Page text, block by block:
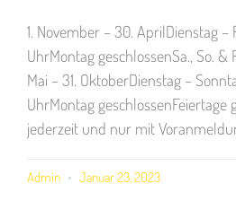
1. November – 30. AprilDienstag –
UhrMontag geschlossenSa., So. &
Mai – 31. OktoberDienstag –
UhrMontag geschlossenFeiertage
jederzeit und nur mit
Admin Januar 23, 2023